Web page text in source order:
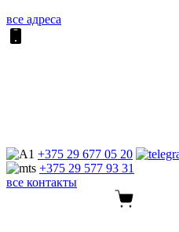
все адреса
+375 29 677 05 20
+375 29 577 93 31
все контакты